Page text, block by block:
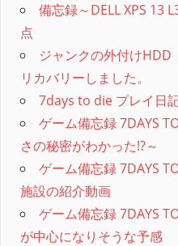
備忘録～DELL XPS 13
点
ジャンクの外付けHDD
リカバリーしました。
7days to die プレイ日
ゲーム備忘録 7DAYS
さの秘密がわかった!?～
ゲーム備忘録 7DAYS
施設の紹介動画
ゲーム備忘録 7DAYS
が中心になりそうな予感